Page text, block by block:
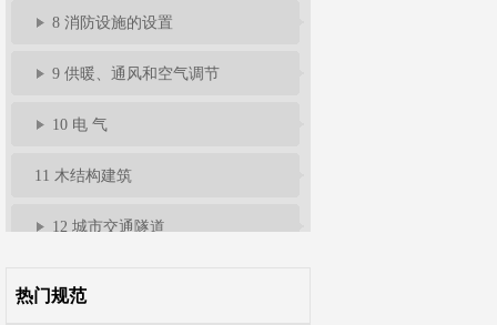
8 消防设施的设置
9 供暖、通风和空气调节
10 电 气
11 木结构建筑
12 城市交通隧道
热门规范